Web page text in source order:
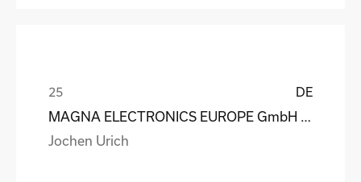
DE
Jochen Urich